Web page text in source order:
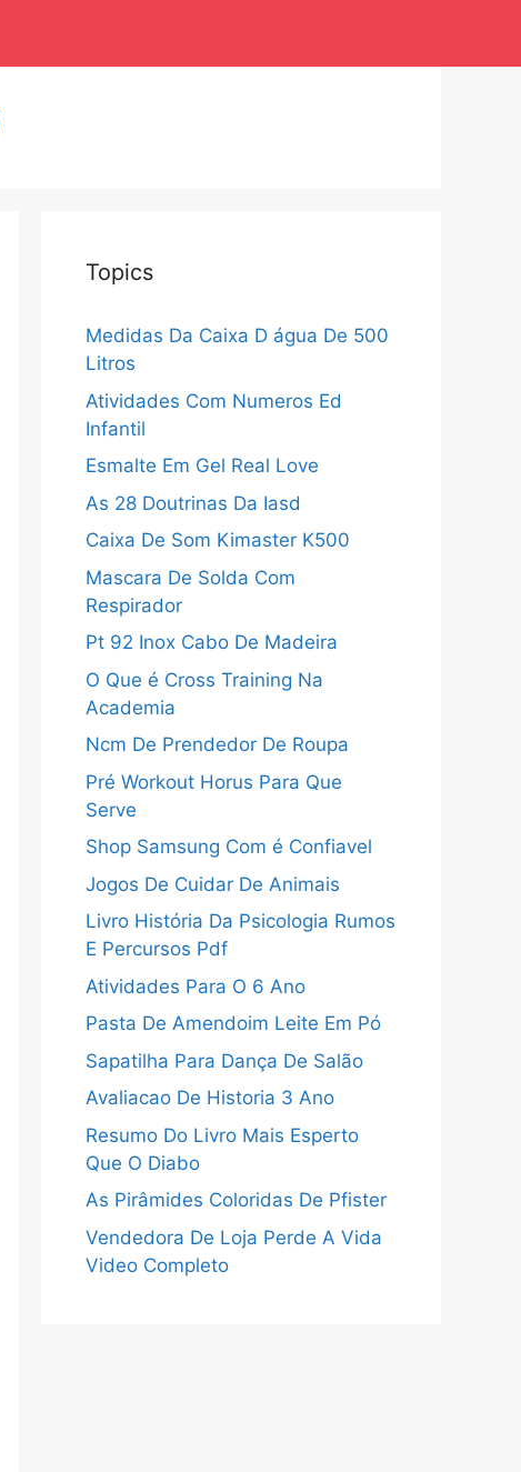
Topics
Medidas Da Caixa D água De 500
Litros
Atividades Com Numeros Ed
Infantil
Esmalte Em Gel Real Love
As 28 Doutrinas Da Iasd
Caixa De Som Kimaster K500
Mascara De Solda Com
Respirador
Pt 92 Inox Cabo De Madeira
O Que é Cross Training Na
Academia
Ncm De Prendedor De Roupa
Pré Workout Horus Para Que
Serve
Shop Samsung Com é Confiavel
Jogos De Cuidar De Animais
Livro História Da Psicologia Rumos
E Percursos Pdf
Atividades Para O 6 Ano
Pasta De Amendoim Leite Em Pó
Sapatilha Para Dança De Salão
Avaliacao De Historia 3 Ano
Resumo Do Livro Mais Esperto
Que O Diabo
As Pirâmides Coloridas De Pfister
Vendedora De Loja Perde A Vida
Video Completo